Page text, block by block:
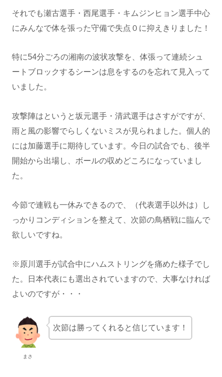
それでも瀬古選手・西尾選手・キムジンヒョン選手中心
にみんなで体を張った守備で失点０に抑えきりました！
特に54分ごろの湘南の波状攻撃を、体張って連続シュ
ートブロックするシーンは息をするのを忘れて見入って
いました。
攻撃陣はというと坂元選手・清武選手はさすがですが、
雨と風の影響でらしくないミスが見られました。個人的
には加藤選手に期待しています。今日の試合でも、後半
開始から出場し、ボールの収めどころになっていまし
た。
今節で連戦も一休みできるので、（代表選手以外は）し
っかりコンディションを整えて、次節の鳥栖戦に臨んで
欲しいですね。
※原川選手が試合中にハムストリングを痛めた様子でし
た。日本代表にも選出されていますので、大事なければ
よいのですが・・・
まさ
次節は勝ってくれると信じています！